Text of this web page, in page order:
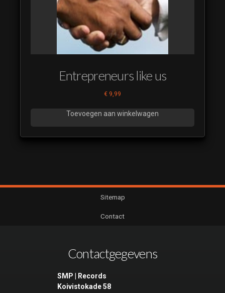
Entrepreneurs like us
€ 9,99
Toevoegen aan winkelwagen
Sitemap
Contact
Contactgegevens
SMP | Records
Koivistokade 58